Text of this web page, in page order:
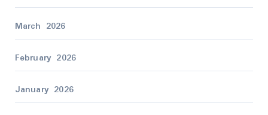
March 2026
February 2026
January 2026